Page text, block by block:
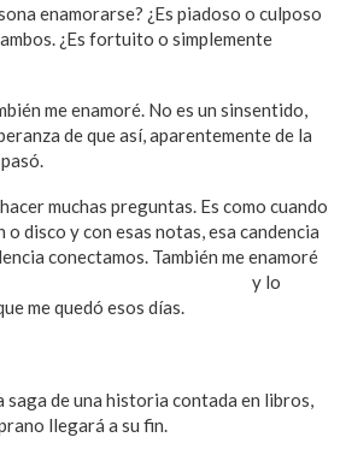
enamorarse? ¿Es piadoso o culposo
¿Es fortuito o simplemente
me enamoré. No es un sinsentido,
de que así, aparentemente de la
muchas preguntas. Es como cuando
o disco y con esas notas, esa candencia
conectamos. También me enamoré
y lo
me quedó esos días.
saga de una historia contada en libros,
llegará a su fin.